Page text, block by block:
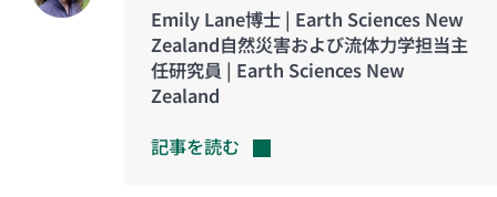
Emily Lane博士 | Earth Sciences New
Zealand自然災害および流体力学担当主
任研究員 | Earth Sciences New
Zealand
記事を読む